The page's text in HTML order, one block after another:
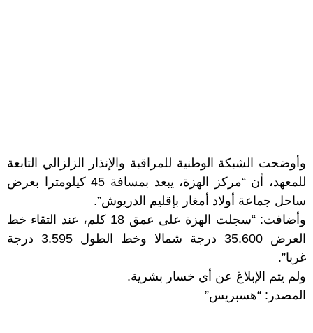
وأوضحت الشبكة الوطنية للمراقبة والإنذار الزلزالي التابعة
للمعهد، أن “مركز الهزة، يبعد بمسافة 45 كيلومترا بعرض
ساحل جماعة أولاد أمغار بإقليم الدريوش”.
وأضافت: “سجلت الهزة على عمق 18 كلم، عند التقاء خط
العرض 35.600 درجة شمالا وخط الطول 3.595 درجة
غربا”.
ولم يتم الإبلاغ عن أي خسار بشرية.
المصدر: “هسبريس”